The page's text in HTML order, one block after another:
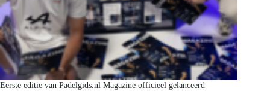
Eerste editie van Padelgids.nl Magazine officieel gelanceerd